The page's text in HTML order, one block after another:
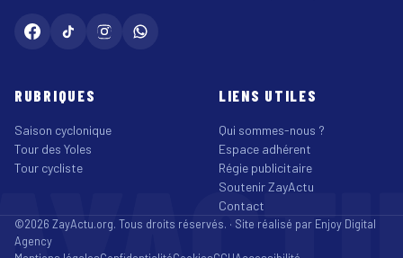
RUBRIQUES
Saison cyclonique
Tour des Yoles
Tour cycliste
LIENS UTILES
Qui sommes-nous ?
Espace adhérent
Régie publicitaire
Soutenir ZayActu
Contact
©2026 ZayActu.org. Tous droits réservés. · Site réalisé par Enjoy Digital
Agency